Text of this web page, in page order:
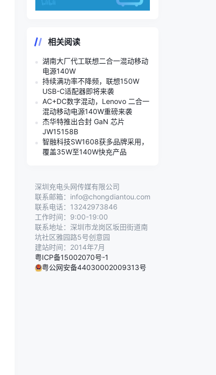
相关阅读
湖南大厂代工联想二合一混动移动
电源140W
持续满功率不降频，联想150W
USB-C适配器即将来袭
AC+DC数字混动，Lenovo 二合一
混动移动电源140W重磅来袭
杰华特推出合封 GaN 芯片
JW15158B
智融科技SW1608获多品牌采用，
覆盖35W至140W快充产品
深圳充电头网传媒有限公司
联系邮箱：info@chongdiantou.com
联系电话：13242973846
工作时间：9:00-19:00
联系地址：深圳市龙岗区坂田街道南
坑社区雅园路5号创意园
建站时间：2014年7月
粤ICP备15002070号-1
粤公网安备44030002009313号